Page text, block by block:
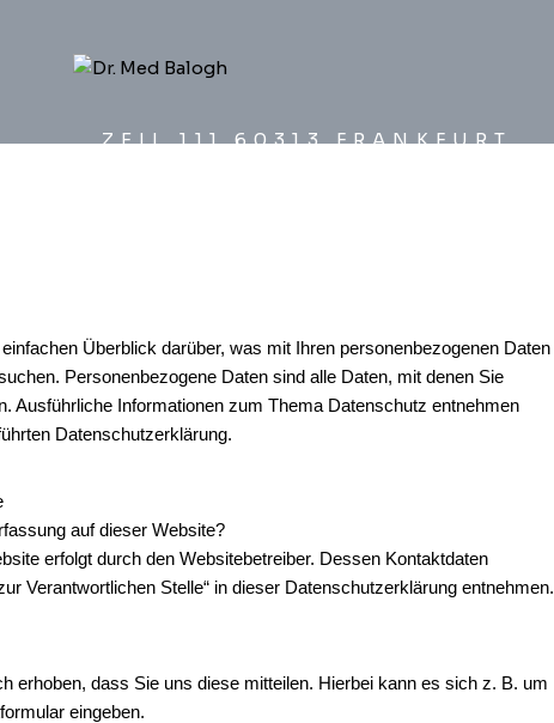
ZEIL 111 60313 FRANKFURT
Überblick darüber, was mit Ihren personenbezogenen Daten
Personenbezogene Daten sind alle Daten, mit denen Sie
Ausführliche Informationen zum Thema Datenschutz entnehmen
Datenschutzerklärung.
auf dieser Website?
erfolgt durch den Websitebetreiber. Dessen Kontaktdaten
Verantwortlichen Stelle“ in dieser Datenschutzerklärung entnehmen.
erhoben, dass Sie uns diese mitteilen. Hierbei kann es sich z. B. um
eingeben.